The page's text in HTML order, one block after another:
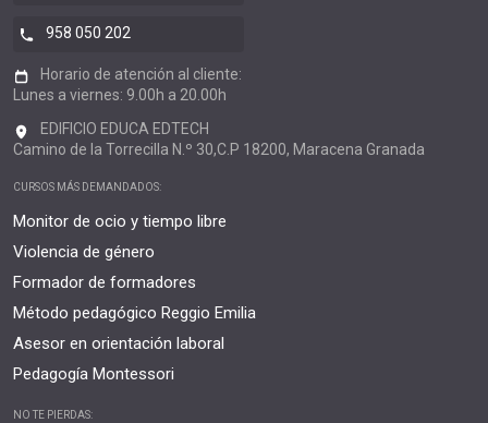
958 050 202
Horario de atención al cliente:
Lunes a viernes: 9.00h a 20.00h
EDIFICIO EDUCA EDTECH
Camino de la Torrecilla N.º 30,C.P 18200, Maracena Granada
CURSOS MÁS DEMANDADOS:
Monitor de ocio y tiempo libre
Violencia de género
Formador de formadores
Método pedagógico Reggio Emilia
Asesor en orientación laboral
Pedagogía Montessori
NO TE PIERDAS: